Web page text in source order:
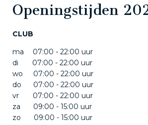
Openingstijden
CLUB
ma
07:00 - 22:00 uur
di
07:00 - 22:00 uur
wo
07:00 - 22:00 uur
do
07:00 - 22:00 uur
vr
07:00 - 22:00 uur
za
09:00 - 15:00 uur
zo
09:00 - 15:00 uur